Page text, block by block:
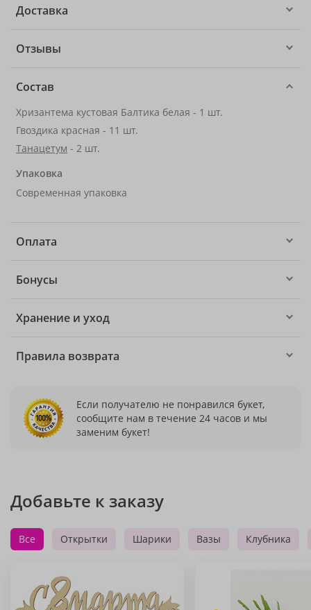
Доставка
Отзывы
Состав
Хризантема кустовая Балтика белая - 1 шт.
Гвоздика красная - 11 шт.
Танацетум - 2 шт.
Упаковка
Современная упаковка
Оплата
Бонусы
Хранение и уход
Правила возврата
Если получателю не понравился букет,
сообщите нам в течение 24 часов и мы
заменим букет!
Добавьте к заказу
Все Открытки Шарики Вазы Клубника